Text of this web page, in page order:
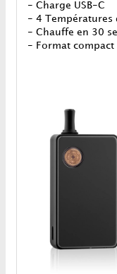
- Charge USB-C
- 4 Températures
- Chauffe en 30
- Format compact